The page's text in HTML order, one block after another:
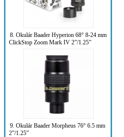
8. Okulár Baader Hyperion 68° 8-24 mm
ClickStop Zoom Mark IV 2”/1.25”
9. Okulár Baader Morpheus 76° 6.5 mm
2”/1.25”